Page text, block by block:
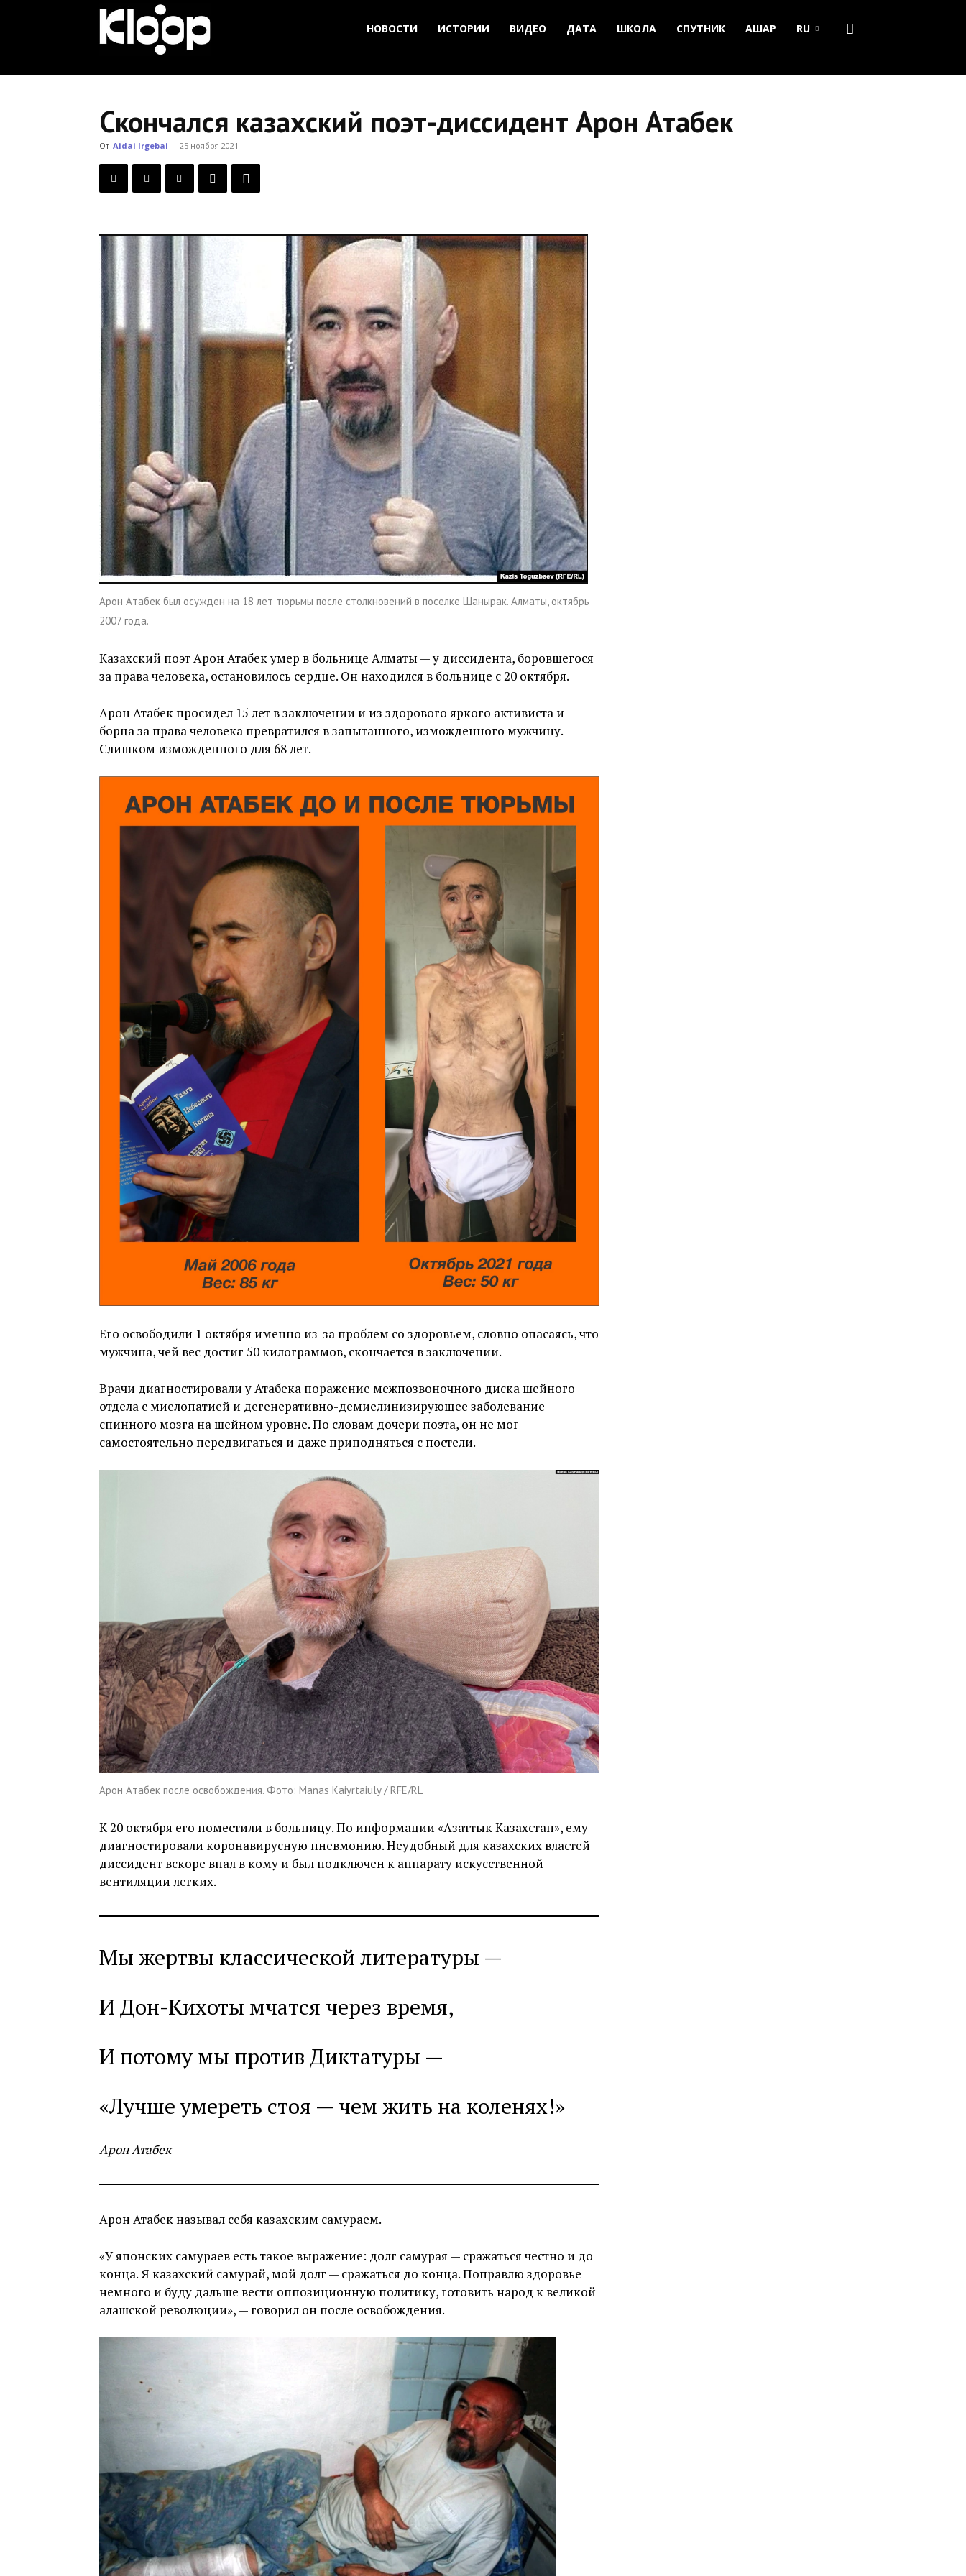
Новости
НОВОСТИ ИСТОРИИ ВИДЕО ДАТА ШКОЛА СПУТНИК АШАР RU
Скончался казахский поэт-диссидент Арон Атабек
От Aidai Irgebai - 25 ноября 2021
Арон Атабек был осужден на 18 лет тюрьмы после столкновений в поселке Шанырак. Алматы, октябрь
2007 года.
Казахский поэт Арон Атабек умер в больнице Алматы — у диссидента, боровшегося
за права человека, остановилось сердце. Он находился в больнице с 20 октября.
Арон Атабек просидел 15 лет в заключении и из здорового яркого активиста и
борца за права человека превратился в запытанного, изможденного мужчину.
Слишком изможденного для 68 лет.
Его освободили 1 октября именно из-за проблем со здоровьем, словно опасаясь, что
мужчина, чей вес достиг 50 килограммов, скончается в заключении.
Врачи диагностировали у Атабека поражение межпозвоночного диска шейного
отдела с миелопатией и дегенеративно-демиелинизирующее заболевание
спинного мозга на шейном уровне. По словам дочери поэта, он не мог
самостоятельно передвигаться и даже приподняться с постели.
Арон Атабек после освобождения. Фото: Manas Kaiyrtaiuly / RFE/RL
К 20 октября его поместили в больницу. По информации «Азаттык Казахстан», ему
диагностировали коронавирусную пневмонию. Неудобный для казахских властей
диссидент вскоре впал в кому и был подключен к аппарату искусственной
вентиляции легких.
Мы жертвы классической литературы —
И Дон-Кихоты мчатся через время,
И потому мы против Диктатуры —
«Лучше умереть стоя — чем жить на коленях!»
Арон Атабек
Арон Атабек называл себя казахским самураем.
«У японских самураев есть такое выражение: долг самурая — сражаться честно и до
конца. Я казахский самурай, мой долг — сражаться до конца. Поправлю здоровье
немного и буду дальше вести оппозиционную политику, готовить народ к великой
алашской революции», — говорил он после освобождения.